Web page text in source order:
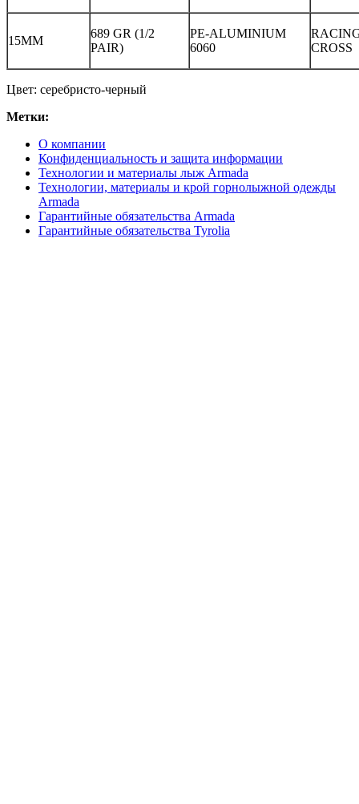
15MM
689 GR (1/2
PAIR)
PE-ALUMINIUM
6060
CROSS
Цвет: серебристо-черный
Метки:
О компании
Конфиденциальность и защита информации
Технологии и материалы лыж Armada
Технологии, материалы и крой горнолыжной одежды
Armada
Гарантийные обязательства Armada
Гарантийные обязательства Tyrolia